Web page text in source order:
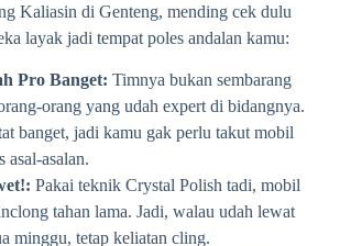
Kaliasin di Genteng, mending cek dulu
layak jadi tempat poles andalan kamu:
Pro Banget: Timnya bukan sembarang
orang yang udah expert di bidangnya.
banget, jadi kamu gak perlu takut mobil
asal-asalan.
Pakai teknik Crystal Polish tadi, mobil
tahan lama. Jadi, walau udah lewat
minggu, tetap keliatan cling.